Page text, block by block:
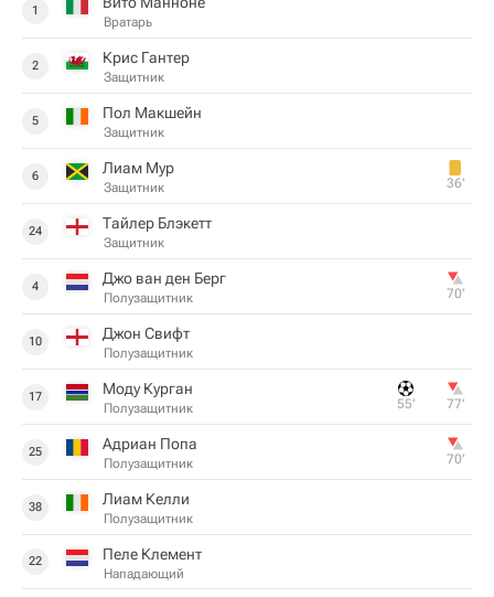
1
Вратарь
2 Крис Гантер
Защитник
5 Пол Макшейн
Защитник
6 Лиам Мур
Защитник 36‎’‎
24 Тайлер Блэкетт
Защитник
4 Джо ван ден Берг
Полузащитник 70‎’‎
10 Джон Свифт
Полузащитник
17 Моду Курган
Полузащитник 55‎’‎ 77‎’‎
25 Адриан Попа
Полузащитник 70‎’‎
38 Лиам Келли
Полузащитник
22 Пеле Клемент
Нападающий